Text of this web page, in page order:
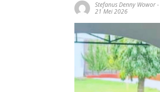
Stefanus Denny Wowor-
21 Mei 2026